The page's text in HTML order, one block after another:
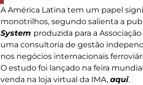
A América Latina tem um papel
monotrilhos, segundo salienta a
System produzida para a
uma consultoria de gestão
nos negócios internacionais
O estudo foi lançado na feira
venda na loja virtual da IMA, aqui.